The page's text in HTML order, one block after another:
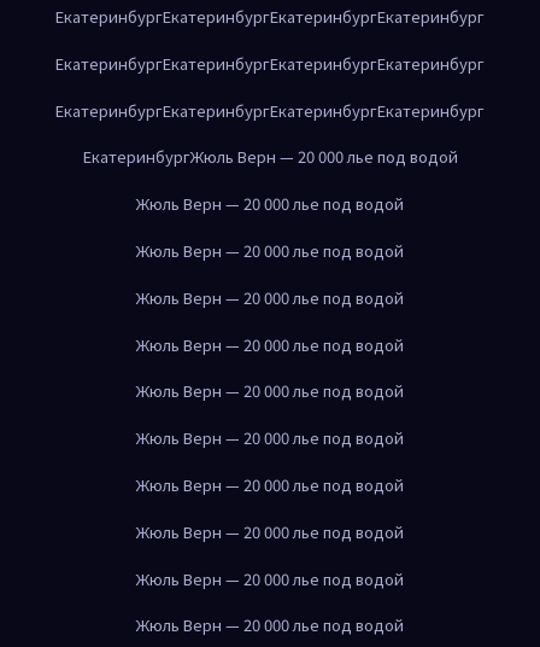
ЕкатеринбургЕкатеринбургЕкатеринбургЕкатеринбург
ЕкатеринбургЕкатеринбургЕкатеринбургЕкатеринбург
ЕкатеринбургЕкатеринбургЕкатеринбургЕкатеринбург
ЕкатеринбургЖюль Верн — 20 000 лье под водой
Жюль Верн — 20 000 лье под водой
Жюль Верн — 20 000 лье под водой
Жюль Верн — 20 000 лье под водой
Жюль Верн — 20 000 лье под водой
Жюль Верн — 20 000 лье под водой
Жюль Верн — 20 000 лье под водой
Жюль Верн — 20 000 лье под водой
Жюль Верн — 20 000 лье под водой
Жюль Верн — 20 000 лье под водой
Жюль Верн — 20 000 лье под водой